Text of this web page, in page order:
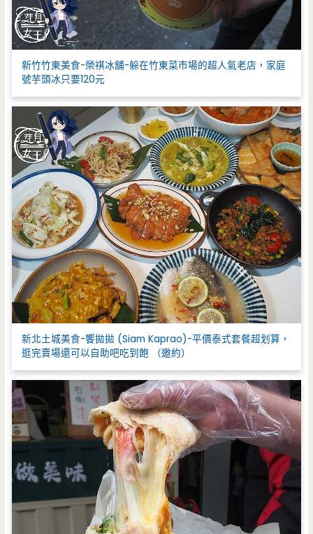
新竹竹東美食-榮祺冰舖-躲在竹東菜市場的超人氣老店，家庭
號芋頭冰只要120元
新北土城美食-饗拋拋 (Siam Kaprao)-平價泰式套餐超划算，
逛完賣場還可以自助吧吃到飽 （邀約）